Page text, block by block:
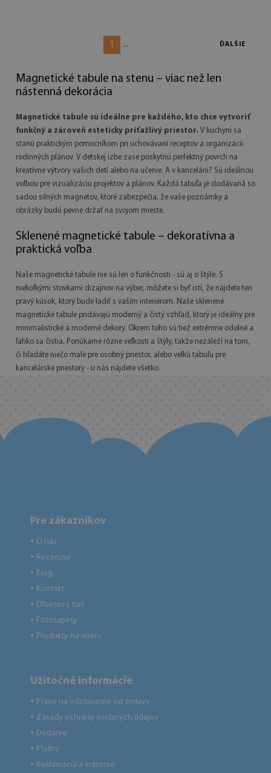
1 ... ĎALŠIE
Magnetické tabule na stenu – viac než len
nástenná dekorácia
Magnetické tabule sú ideálne pre každého, kto chce vytvoriť
funkčný a zároveň esteticky príťažlivý priestor. V kuchyni sa
stanú praktickým pomocníkom pri uchovávaní receptov a organizácii
rodinných plánov. V detskej izbe zase poskytnú perfektný povrch na
kreatívne výtvory vašich detí alebo na učenie. A v kancelárii? Sú ideálnou
voľbou pre vizualizáciu projektov a plánov. Každá tabuľa je dodávaná so
sadou silných magnetov, ktoré zabezpečia, že vaše poznámky a
obrázky budú pevne držať na svojom mieste.
Sklenené magnetické tabule – dekoratívna a
praktická voľba
Naše magnetické tabule nie sú len o funkčnosti - sú aj o štýle. S
niekoľkými stovkami dizajnov na výber, môžete si byť istí, že nájdete ten
pravý kúsok, ktorý bude ladiť s vaším interiérom. Naše sklenené
magnetické tabule pridávajú moderný a čistý vzhľad, ktorý je ideálny pre
minimalistické a moderné dekory. Okrem toho sú tiež extrémne odolné a
ľahko sa čistia. Ponúkame rôzne veľkosti a štýly, takže nezáleží na tom,
či hľadáte niečo malé pre osobný priestor, alebo veľkú tabuľu pre
kancelárske priestory - u nás nájdete všetko.
Pre zákazníkov
● O nás
● Recenzia
● Blog
● Kontakt
● Ofsetová tlač
● Fototapety
● Produkty na mieru
Užitočné informácie
● Právo na odstúpenie od zmluvy
● Zásady ochrany osobných údajov
● Dodanie
● Platby
● Reklamácia a vrátenie